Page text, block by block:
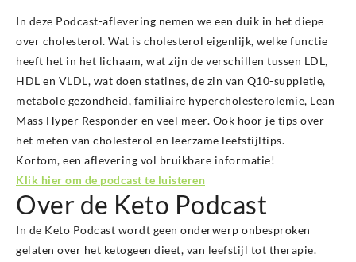
In deze Podcast-aflevering nemen we een duik in het diepe
over cholesterol. Wat is cholesterol eigenlijk, welke functie
heeft het in het lichaam, wat zijn de verschillen tussen LDL,
HDL en VLDL, wat doen statines, de zin van Q10-suppletie,
metabole gezondheid, familiaire hypercholesterolemie, Lean
Mass Hyper Responder en veel meer. Ook hoor je tips over
het meten van cholesterol en leerzame leefstijltips.
Kortom, een aflevering vol bruikbare informatie!
Klik hier om de podcast te luisteren
Over de Keto Podcast
In de Keto Podcast wordt geen onderwerp onbesproken
gelaten over het ketogeen dieet, van leefstijl tot therapie.